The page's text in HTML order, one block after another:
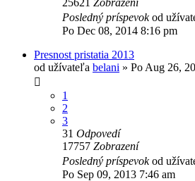
Posledný príspevokod
Po Dec 08, 2014 8:16 pm
Presnost pristatia 2013
od užívateľa belani » Po Aug 26,
1
2
3
31 Odpovedí
17757 Zobrazení
Posledný príspevokod
Po Sep 09, 2013 7:46 am